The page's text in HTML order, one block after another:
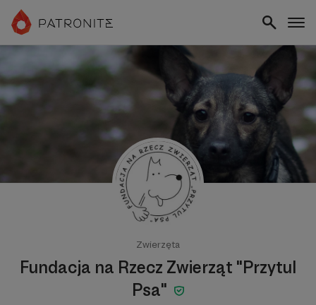
Zwierzęta
Fundacja na Rzecz Zwierząt "Przytul
Psa"